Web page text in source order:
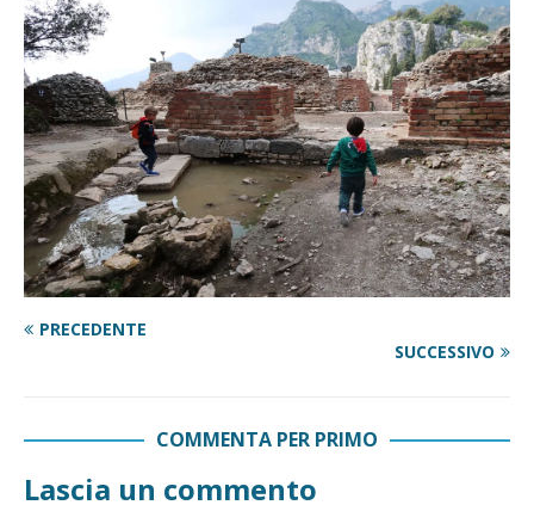
PRECEDENTE
SUCCESSIVO
COMMENTA PER PRIMO
Lascia un commento